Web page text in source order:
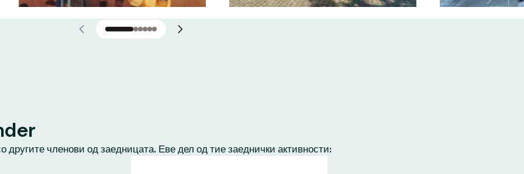
членови од заедницата. Еве дел од тие заеднички активности: